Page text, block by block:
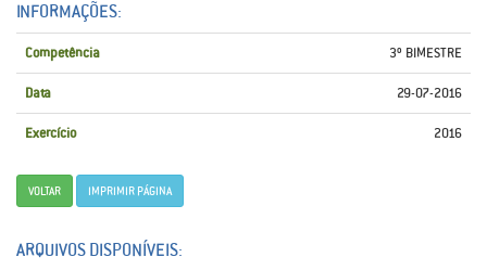
INFORMAÇÕES:
Competência 3º BIMESTRE
Data 29-07-2016
Exercício 2016
VOLTAR IMPRIMIR PÁGINA
ARQUIVOS DISPONÍVEIS: